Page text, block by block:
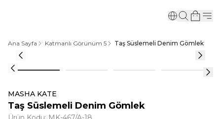
Ana Sayfa Katmanlı Görünüm 5 Taş Süslemeli Denim Gömlek
MASHA KATE
Taş Süslemeli Denim Gömlek